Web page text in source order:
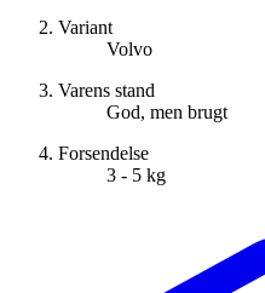
Variant
Volvo
Varens stand
God, men brugt
Forsendelse
3 - 5 kg